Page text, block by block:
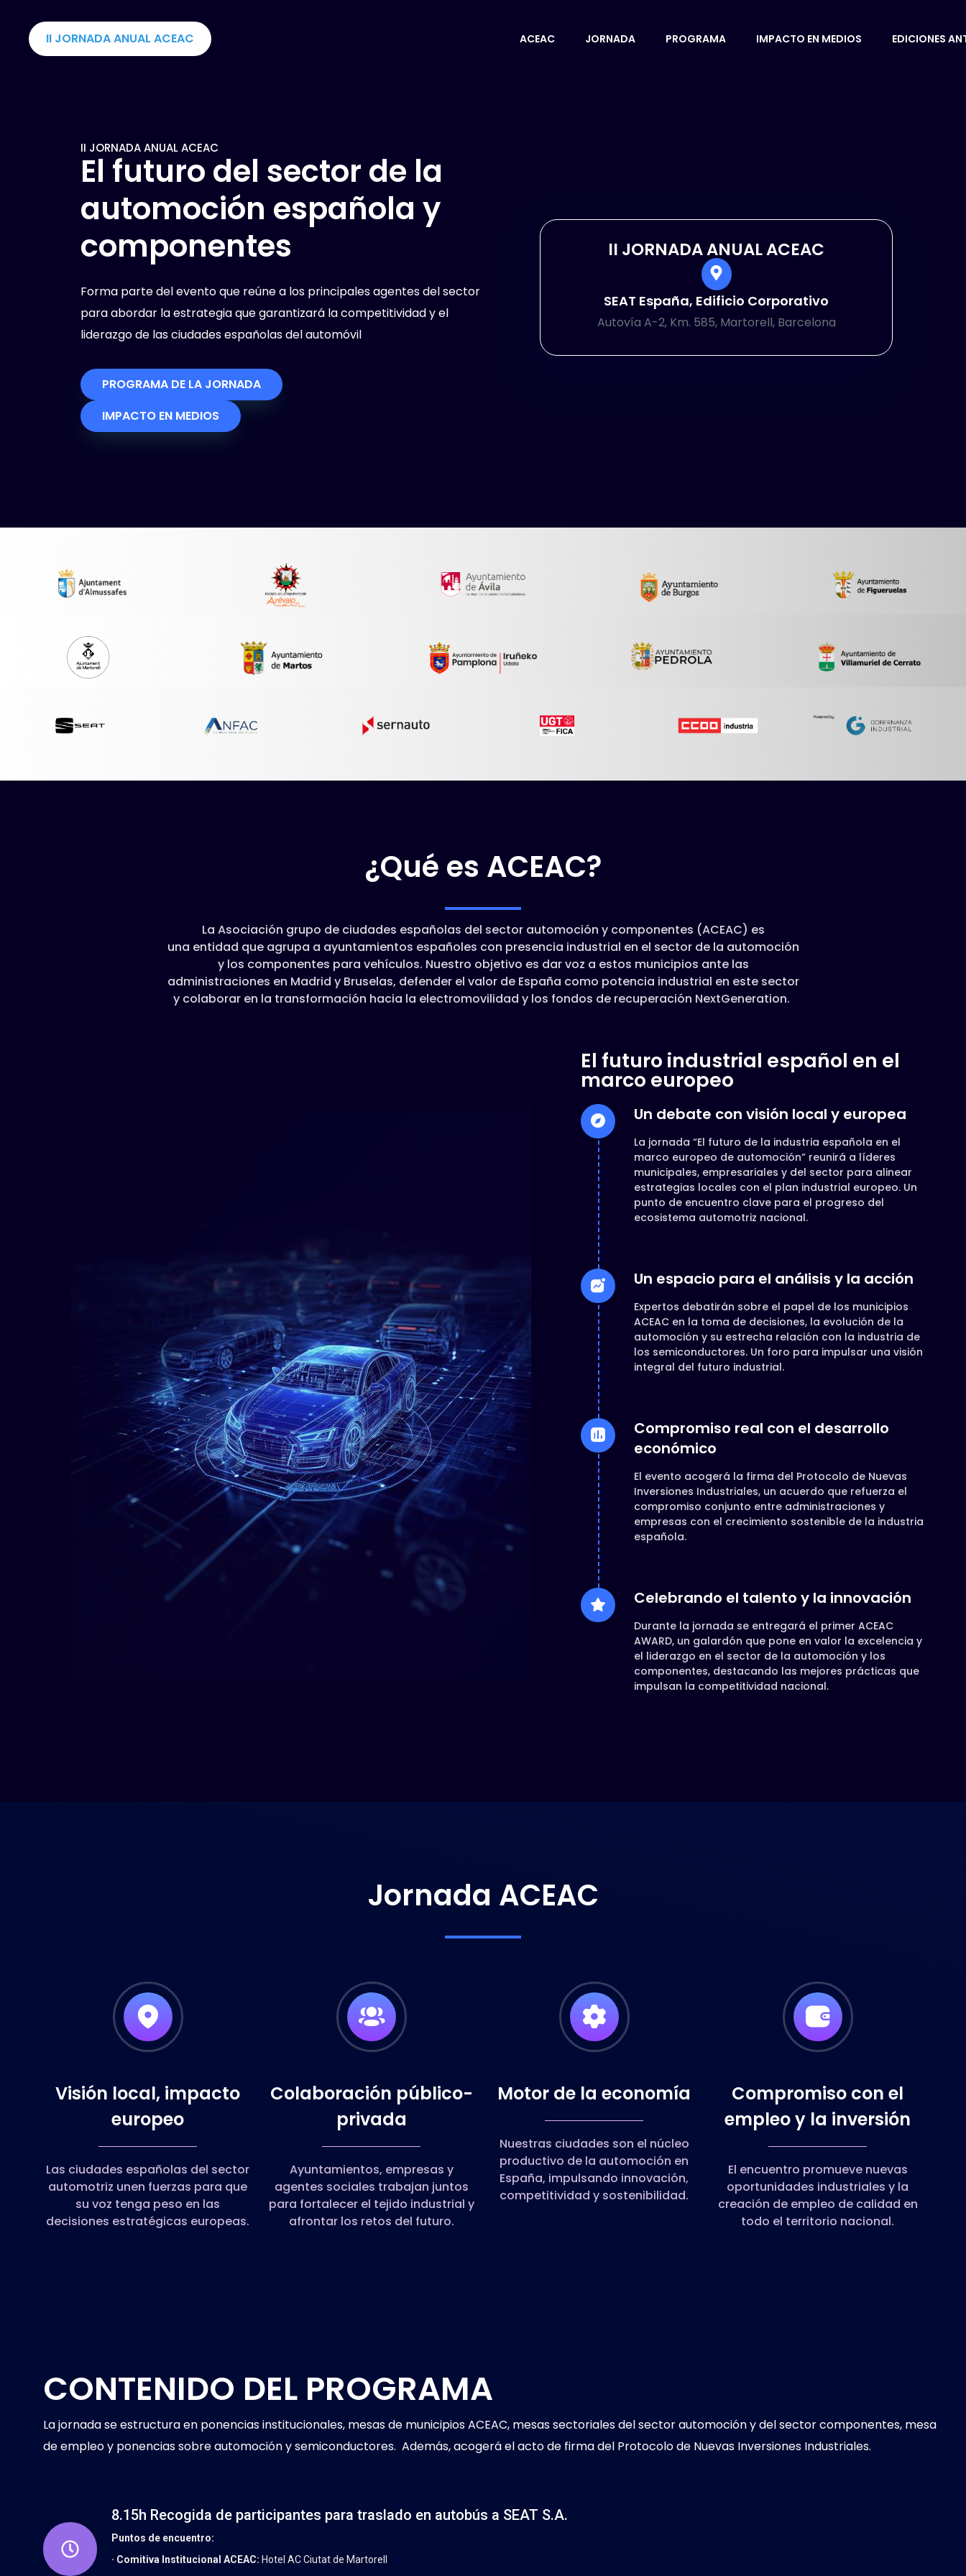
II JORNADA ANUAL ACEAC ACEAC JORNADA PROGRAMA IMPACTO EN MEDIOS EDICIONES
II JORNADA ANUAL ACEAC
El futuro del sector de la
automoción española y
componentes
Forma parte del evento que reúne a los principales agentes del sector
para abordar la estrategia que garantizará la competitividad y el
liderazgo de las ciudades españolas del automóvil
PROGRAMA DE LA JORNADA
IMPACTO EN MEDIOS
II JORNADA ANUAL ACEAC
SEAT España, Edificio Corporativo
Autovía A-2, Km. 585, Martorell, Barcelona
¿Qué es ACEAC?
La Asociación grupo de ciudades españolas del sector automoción y componentes (ACEAC) es
una entidad que agrupa a ayuntamientos españoles con presencia industrial en el sector de la automoción
y los componentes para vehículos. Nuestro objetivo es dar voz a estos municipios ante las
administraciones en Madrid y Bruselas, defender el valor de España como potencia industrial en este sector
y colaborar en la transformación hacia la electromovilidad y los fondos de recuperación NextGeneration.
El futuro industrial español en el
marco europeo
Un debate con visión local y europea
La jornada “El futuro de la industria española en el
marco europeo de automoción” reunirá a líderes
municipales, empresariales y del sector para alinear
estrategias locales con el plan industrial europeo. Un
punto de encuentro clave para el progreso del
ecosistema automotriz nacional.
Un espacio para el análisis y la acción
Expertos debatirán sobre el papel de los municipios
ACEAC en la toma de decisiones, la evolución de la
automoción y su estrecha relación con la industria de
los semiconductores. Un foro para impulsar una visión
integral del futuro industrial.
Compromiso real con el desarrollo
económico
El evento acogerá la firma del Protocolo de Nuevas
Inversiones Industriales, un acuerdo que refuerza el
compromiso conjunto entre administraciones y
empresas con el crecimiento sostenible de la industria
española.
Celebrando el talento y la innovación
Durante la jornada se entregará el primer ACEAC
AWARD, un galardón que pone en valor la excelencia y
el liderazgo en el sector de la automoción y los
componentes, destacando las mejores prácticas que
impulsan la competitividad nacional.
Jornada ACEAC
Visión local, impacto
europeo
Las ciudades españolas del sector
automotriz unen fuerzas para que
su voz tenga peso en las
decisiones estratégicas europeas.
Colaboración público-
privada
Ayuntamientos, empresas y
agentes sociales trabajan juntos
para fortalecer el tejido industrial y
afrontar los retos del futuro.
Motor de la economía
Nuestras ciudades son el núcleo
productivo de la automoción en
España, impulsando innovación,
competitividad y sostenibilidad.
Compromiso con el
empleo y la inversión
El encuentro promueve nuevas
oportunidades industriales y la
creación de empleo de calidad en
todo el territorio nacional.
CONTENIDO DEL PROGRAMA
La jornada se estructura en ponencias institucionales, mesas de municipios ACEAC, mesas sectoriales del sector automoción y del sector componentes, mesa
de empleo y ponencias sobre automoción y semiconductores. Además, acogerá el acto de firma del Protocolo de Nuevas Inversiones Industriales.
8.15h Recogida de participantes para traslado en autobús a SEAT S.A.
Puntos de encuentro:
· Comitiva Institucional ACEAC: Hotel AC Ciutat de Martorell